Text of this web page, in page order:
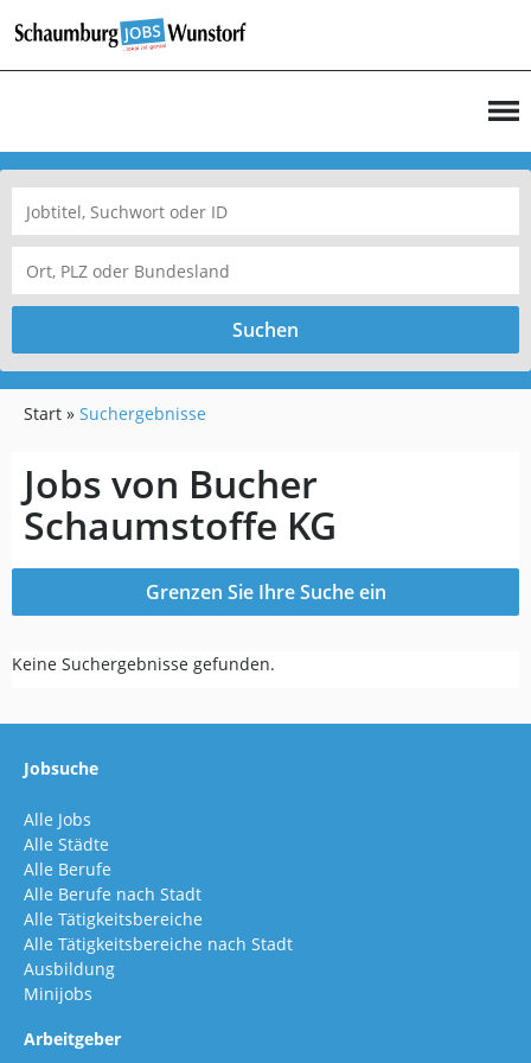
Suchen
Start Suchergebnisse
Jobs von Bucher
Schaumstoffe KG
Grenzen Sie Ihre Suche ein
Keine Suchergebnisse gefunden.
Jobsuche
Alle Jobs
Alle Städte
Alle Berufe
Alle Berufe nach Stadt
Alle Tätigkeitsbereiche
Alle Tätigkeitsbereiche nach Stadt
Ausbildung
Minijobs
Arbeitgeber